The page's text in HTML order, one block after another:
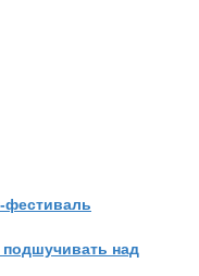
фестиваль
подшучивать над